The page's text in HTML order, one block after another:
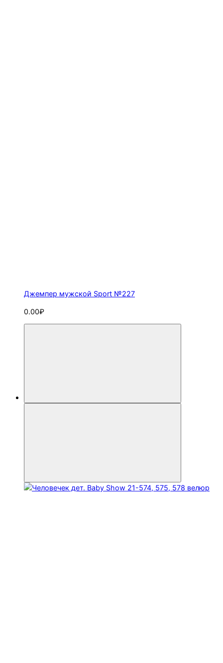
Джемпер мужской Sport №227
0.00₽